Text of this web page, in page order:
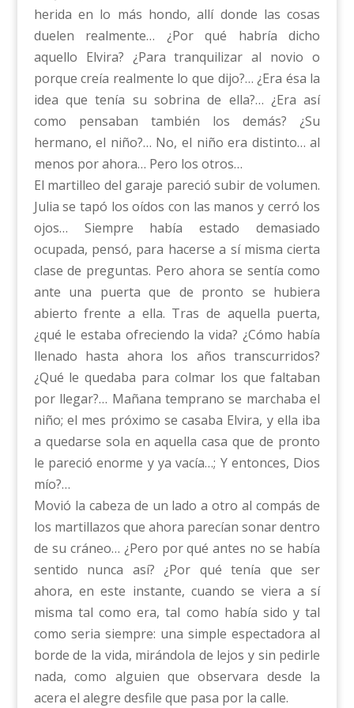
herida en lo más hondo, allí donde las cosas
duelen realmente… ¿Por qué habría dicho
aquello Elvira? ¿Para tranquilizar al novio o
porque creía realmente lo que dijo?… ¿Era ésa la
idea que tenía su sobrina de ella?… ¿Era así
como pensaban también los demás? ¿Su
hermano, el niño?… No, el niño era distinto… al
menos por ahora… Pero los otros…
El martilleo del garaje pareció subir de volumen.
Julia se tapó los oídos con las manos y cerró los
ojos… Siempre había estado demasiado
ocupada, pensó, para hacerse a sí misma cierta
clase de preguntas. Pero ahora se sentía como
ante una puerta que de pronto se hubiera
abierto frente a ella. Tras de aquella puerta,
¿qué le estaba ofreciendo la vida? ¿Cómo había
llenado hasta ahora los años transcurridos?
¿Qué le quedaba para colmar los que faltaban
por llegar?… Mañana temprano se marchaba el
niño; el mes próximo se casaba Elvira, y ella iba
a quedarse sola en aquella casa que de pronto
le pareció enorme y ya vacía…; Y entonces, Dios
mío?…
Movió la cabeza de un lado a otro al compás de
los martillazos que ahora parecían sonar dentro
de su cráneo… ¿Pero por qué antes no se había
sentido nunca así? ¿Por qué tenía que ser
ahora, en este instante, cuando se viera a sí
misma tal como era, tal como había sido y tal
como seria siempre: una simple espectadora al
borde de la vida, mirándola de lejos y sin pedirle
nada, como alguien que observara desde la
acera el alegre desfile que pasa por la calle.